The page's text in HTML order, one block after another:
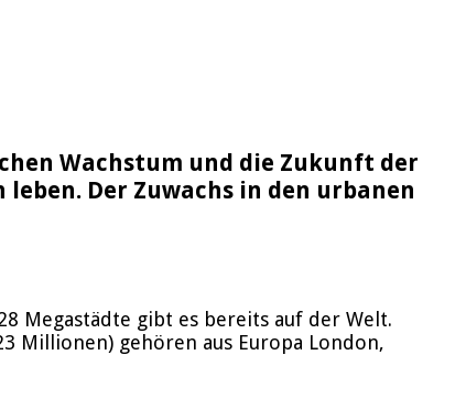
Wachstum und die Zukunft der
Der Zuwachs in den urbanen
Megastädte gibt es bereits auf der Welt.
Millionen) gehören aus Europa London,